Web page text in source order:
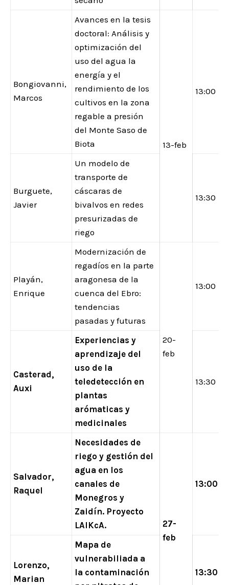
Bongiovanni,
Marcos
Avances en la tesis
doctoral: Análisis y
optimización del
uso del agua la
energía y el
rendimiento de los
cultivos en la zona
regable a presión
del Monte Saso de
Biota
13-feb
13:00
Burguete,
Javier
Un modelo de
transporte de
cáscaras de
bivalvos en redes
presurizadas de
riego
13:30
Playán,
Enrique
Modernización de
regadíos en la parte
aragonesa de la
cuenca del Ebro:
tendencias
pasadas y futuras
20-
feb
13:00
Casterad,
Auxi
Experiencias y
aprendizaje del
uso de la
teledetección en
plantas
arómaticas y
medicinales
13:30
Salvador,
Raquel
Necesidades de
riego y gestión del
agua en los
canales de
Monegros y
Zaidín. Proyecto
LAIKcA.
27-
feb
13:00
Lorenzo,
Marian
Mapa de
vulnerabiliada a
la contaminación
13:30